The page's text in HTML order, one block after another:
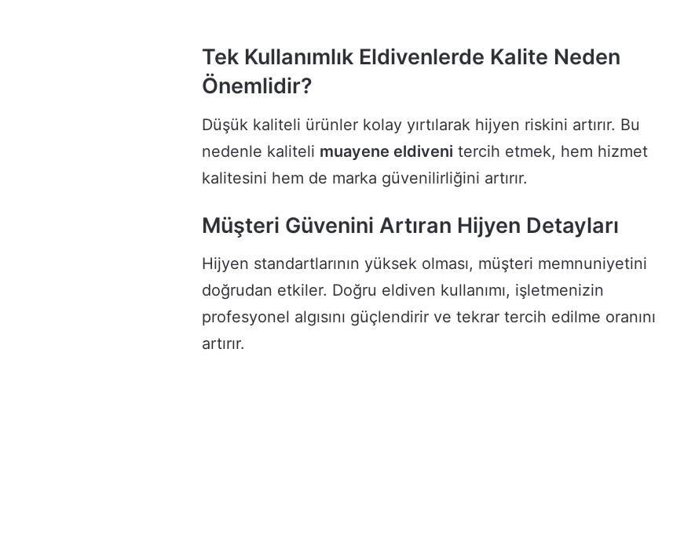
Tek Kullanımlık Eldivenlerde Kalite Neden
Önemlidir?
Düşük kaliteli ürünler kolay yırtılarak hijyen riskini artırır. Bu
nedenle kaliteli muayene eldiveni tercih etmek, hem hizmet
kalitesini hem de marka güvenilirliğini artırır.
Müşteri Güvenini Artıran Hijyen Detayları
Hijyen standartlarının yüksek olması, müşteri memnuniyetini
doğrudan etkiler. Doğru eldiven kullanımı, işletmenizin
profesyonel algısını güçlendirir ve tekrar tercih edilme oranını
artırır.